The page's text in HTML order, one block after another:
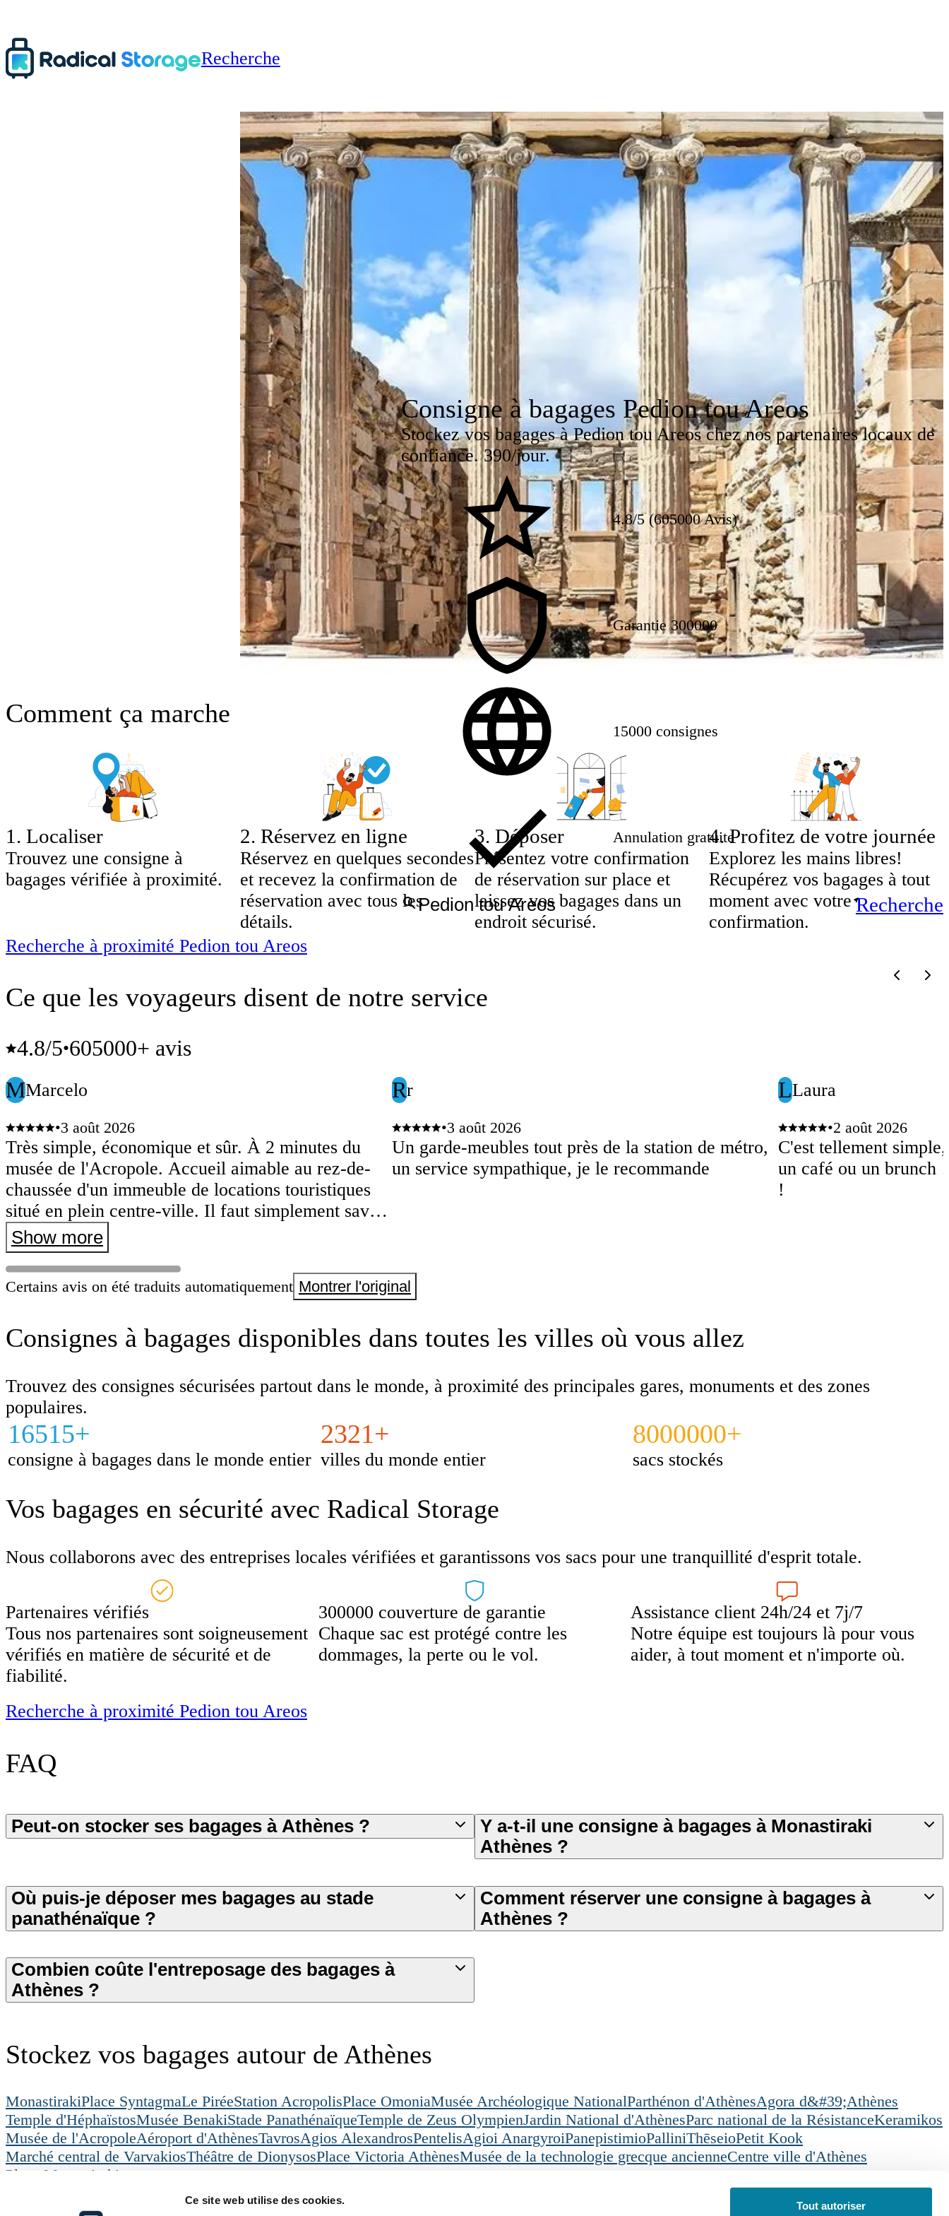
Ce site web utilise des cookies.
Tout autoriser
Recherche
Consigne à bagages Pedion tou Areos
Stockez vos bagages à Pedion tou Areos chez nos partenaires locaux de
confiance. 390/jour.
4.8/5 (605000 Avis)
Garantie 300000
15000 consignes
Annulation gratuite
Recherche
Comment ça marche
1 . Localiser
Trouvez une consigne à
bagages vérifiée à proximité.
2. Réservez en ligne
Réservez en quelques secondes
et recevez la confirmation de
réservation avec tous les
détails.
3. Déposer
Présentez votre confirmation
de réservation sur place et
laissez vos bagages dans un
endroit sécurisé.
4.Profitez de votre journée
Explorez les mains libres!
Récupérez vos bagages à tout
moment avec votre
confirmation.
Recherche à proximité Pedion tou Areos
Ce que les voyageurs disent de notre service
4.8/5•605000+ avis
MMarcelo
•3 août 2026
Très simple, économique et sûr. À 2 minutes du
musée de l'Acropole. Accueil aimable au rez-de-
chaussée d'un immeuble de locations touristiques
situé en plein centre-ville. Il faut simplement savoir
qu'il y a une dizaine de marches à monter et à
descendre avec les valises pour accéder aux
casiers.
Show more
Rr
•3 août 2026
Un garde-meubles tout près de la station de métro,
un service sympathique, je le recommande
LLaura
•2 août 2026
C'est tellement
un café ou un brunch
!
Certains avis on été traduits automatiquement Montrer l'original
Consignes à bagages disponibles dans toutes les villes où vous allez
Trouvez des consignes sécurisées partout dans le monde, à proximité des principales gares, monuments et des zones
populaires.
16515+
consigne à bagages dans le monde entier
2321+
villes du monde entier
8000000+
sacs stockés
Vos bagages en sécurité avec Radical Storage
Nous collaborons avec des entreprises locales vérifiées et garantissons vos sacs pour une tranquillité d'esprit totale.
Partenaires vérifiés
Tous nos partenaires sont soigneusement
vérifiés en matière de sécurité et de
fiabilité.
300000 couverture de garantie
Chaque sac est protégé contre les
dommages, la perte ou le vol.
Assistance client 24h/24 et 7j/7
Notre équipe est toujours là pour vous
aider, à tout moment et n'importe où.
Recherche à proximité Pedion tou Areos
FAQ
Peut-on stocker ses bagages à Athènes ?
Y a-t-il une consigne à bagages à Monastiraki
Athènes ?
Où puis-je déposer mes bagages au stade
panathénaïque ?
Comment réserver une consigne à bagages à
Athènes ?
Combien coûte l'entreposage des bagages à
Athènes ?
Stockez vos bagages autour de Athènes
MonastirakiPlace SyntagmaLe PiréeStation AcropolisPlace OmoniaMusée Archéologique NationalParthénon d'AthènesAgora d&#39;Athènes
Temple d'HéphaïstosMusée BenakiStade PanathénaïqueTemple de Zeus OlympienJardin National d'AthènesParc national de la RésistanceKeramikos
Musée de l'AcropoleAéroport d'AthènesTavrosAgios AlexandrosPentelisAgioi AnargyroiPanepistimioPalliniThēseioPetit Kook
Marché central de VarvakiosThéâtre de DionysosPlace Victoria AthènesMusée de la technologie grecque ancienneCentre ville d'Athènes
Place Monastiraki
Consigne a bagages Athènes